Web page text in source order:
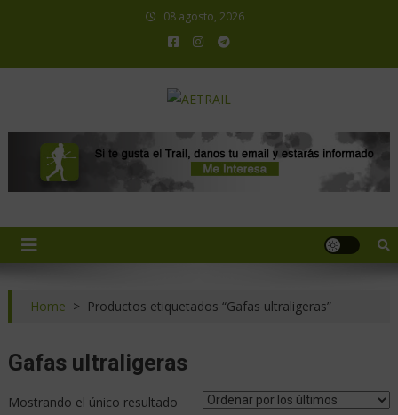
08 agosto, 2026
Home > Productos etiquetados “Gafas ultraligeras”
Gafas ultraligeras
Mostrando el único resultado